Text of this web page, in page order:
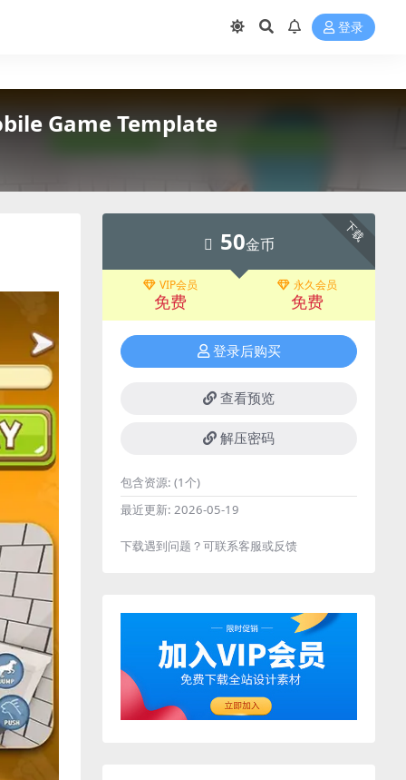
登录
Game Template
下载
50金币
VIP会员
免费
永久会员
免费
登录后购买
查看预览
解压密码
包含资源: (1个)
最近更新: 2026-05-19
下载遇到问题？可联系客服或反馈